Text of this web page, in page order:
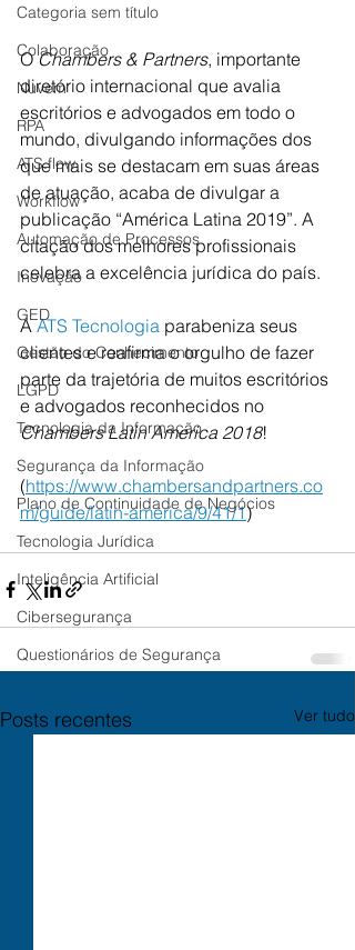
Categoria sem título
Colaboração
Nuvem
RPA
ATS.flow
Workflow
Automação de Processos
Inovação
GED
Gestão do Conhecimento
LGPD
Tecnologia da Informação
Segurança da Informação
Plano de Continuidade de Negócios
Tecnologia Jurídica
Inteligência Artificial
Cibersegurança
Questionários de Segurança
O Chambers & Partners, importante
diretório internacional que avalia
escritórios e advogados em todo o
mundo, divulgando informações dos
que mais se destacam em suas áreas
de atuação, acaba de divulgar a
publicação “América Latina 2019”. A
citação dos melhores profissionais
celebra a excelência jurídica do país.
A ATS Tecnologia parabeniza seus
clientes e reafirma o orgulho de fazer
parte da trajetória de muitos escritórios
e advogados reconhecidos no
Chambers Latin America 2018!
(https://www.chambersandpartners.co
m/guide/latin-america/9/41/1)
Posts recentes Ver tudo